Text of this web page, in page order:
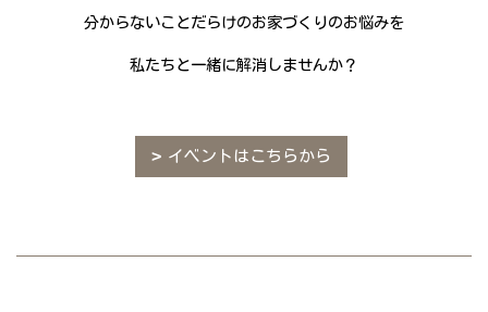
分からないことだらけのお家づくりのお悩みを
私たちと一緒に解消しませんか？
イベントはこちらから